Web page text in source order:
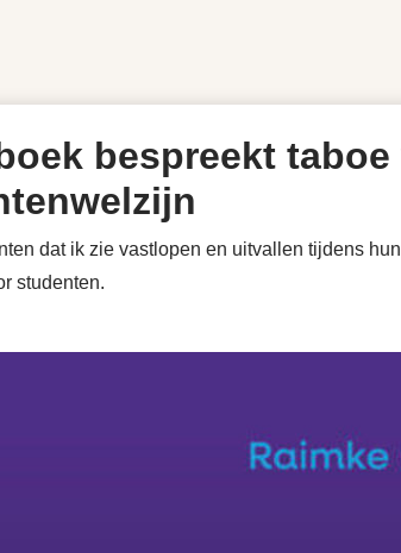
bespreekt
dat ik zie vastlopen en uitvallen tijdens
studenten.